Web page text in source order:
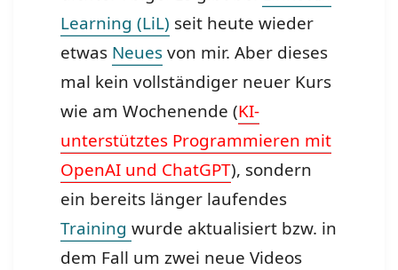
Learning (LiL) seit heute wieder
etwas Neuesvon mir. Aber dieses
mal kein vollständiger neuer Kurs
wie am Wochenende (KI-
unterstütztes Programmieren mit
OpenAI und ChatGPT), sondern
ein bereits länger laufendes
Trainingwurde aktualisiert bzw. in
dem Fall um zwei neue Videos